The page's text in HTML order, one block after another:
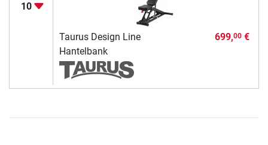
10
Taurus Design Line
Hantelbank
699,00€